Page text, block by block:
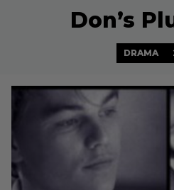
Don’s
DRAMA